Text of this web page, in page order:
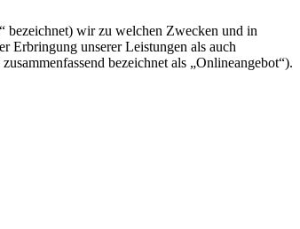
bezeichnet) wir zu welchen Zwecken und in
Erbringung unserer Leistungen als auch
bezeichnet als „Onlineangebot“).